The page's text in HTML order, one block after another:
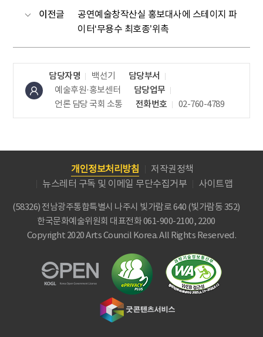
이전글
공연예술창작산실 홍보대사에 스테이지 파
이터‘무용수 최호종’위촉
담당자명 백선기
담당부서
예술후원·홍보센터
담당업무
언론 담당국회 소통 전화번호 02-760-4789
개인정보처리방침
저작권정책
뉴스레터 구독 및 이메일 무단수집거부
사이트맵
(58326) 전남광주통합특별시 나주시 빛가람로 640 (빛가람동 352)
한국문화예술위원회 대표전화 061-900-2100, 2200
Copyright 2020 Arts Council Korea. All Rights Reserved.